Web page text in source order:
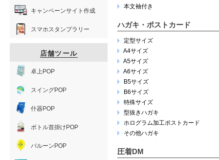
本文袖付き
ハガキ・ポストカード
定型サイズ
A4サイズ
A5サイズ
A6サイズ
B5サイズ
B6サイズ
特殊サイズ
型抜きハガキ
ホログラム加工ポストカード
その他ハガキ
圧着DM
キャンペーンサイト作成
スマホスタンプラリー
店舗ツール
卓上POP
スイングPOP
什器POP
ボトル首掛けPOP
バルーンPOP